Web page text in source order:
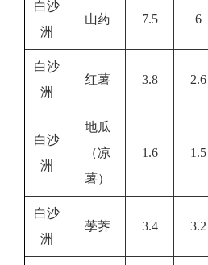
白沙
洲
山药 7.5 6
白沙
洲
红薯 3.8 2.6
白沙
洲
地瓜
（凉
薯）
1.6 1.5
白沙
洲
荸荠 3.4 3.2